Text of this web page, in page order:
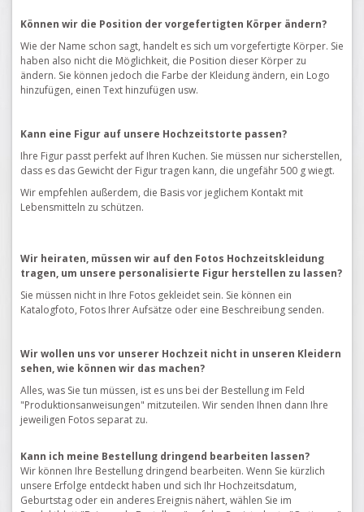
Können wir die Position der vorgefertigten Körper ändern?
Wie der Name schon sagt, handelt es sich um vorgefertigte Körper. Sie
haben also nicht die Möglichkeit, die Position dieser Körper zu
ändern. Sie können jedoch die Farbe der Kleidung ändern, ein Logo
hinzufügen, einen Text hinzufügen usw.
Kann eine Figur auf unsere Hochzeitstorte passen?
Ihre Figur passt perfekt auf Ihren Kuchen. Sie müssen nur sicherstellen,
dass es das Gewicht der Figur tragen kann, die ungefähr 500 g wiegt.
Wir empfehlen außerdem, die Basis vor jeglichem Kontakt mit
Lebensmitteln zu schützen.
Wir heiraten, müssen wir auf den Fotos Hochzeitskleidung
tragen, um unsere personalisierte Figur herstellen zu lassen?
Sie müssen nicht in Ihre Fotos gekleidet sein. Sie können ein
Katalogfoto, Fotos Ihrer Aufsätze oder eine Beschreibung senden.
Wir wollen uns vor unserer Hochzeit nicht in unseren Kleidern
sehen, wie können wir das machen?
Alles, was Sie tun müssen, ist es uns bei der Bestellung im Feld
"Produktionsanweisungen" mitzuteilen. Wir senden Ihnen dann Ihre
jeweiligen Fotos separat zu.
Kann ich meine Bestellung dringend bearbeiten lassen?
Wir können Ihre Bestellung dringend bearbeiten. Wenn Sie kürzlich
unsere Erfolge entdeckt haben und sich Ihr Hochzeitsdatum,
Geburtstag oder ein anderes Ereignis nähert, wählen Sie im